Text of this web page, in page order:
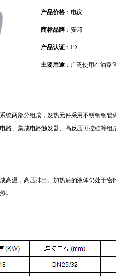
产品价格 ：电议
商标品牌 ：安邦
产品认证 ：EX
主要用途 ：广泛使用在油路
统两部分组成，发热元件采用不锈钢钢管
路、集成电路触发器、高反压可控硅等
高温，高压排出。加热后的液体仍处于密
。